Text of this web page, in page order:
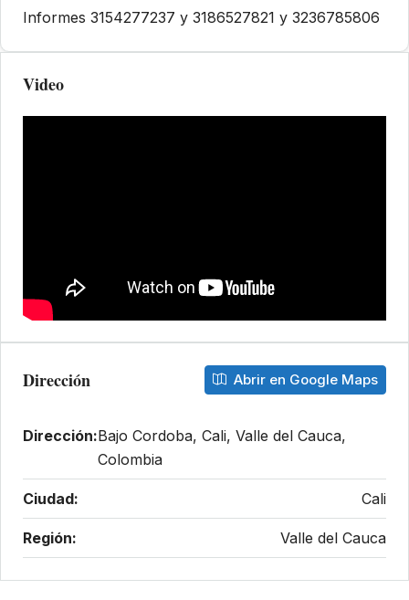
Informes 3154277237 y 3186527821 y 3236785806
Video
Dirección Abrir en Google Maps
Dirección:Bajo Cordoba, Cali, Valle del Cauca,
Colombia
Ciudad: Cali
Región: Valle del Cauca